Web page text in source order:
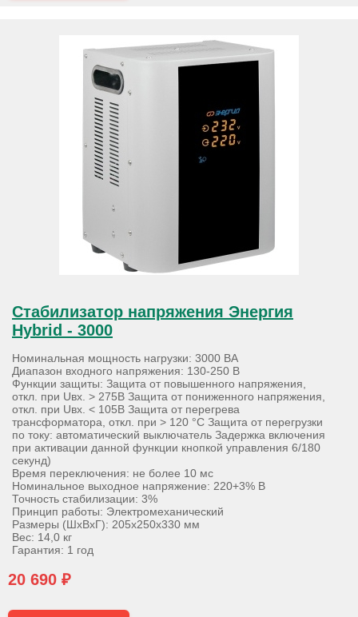
Стабилизатор напряжения Энергия
Hybrid - 3000
Номинальная мощность нагрузки: 3000 ВА
Диапазон входного напряжения: 130-250 В
Функции защиты: Защита от повышенного напряжения,
откл. при Uвх. > 275В Защита от пониженного напряжения,
откл. при Uвх. < 105В Защита от перегрева
трансформатора, откл. при > 120 °С Защита от перегрузки
по току: автоматический выключатель Задержка включения
при активации данной функции кнопкой управления 6/180
секунд)
Время переключения: не более 10 мс
Номинальное выходное напряжение: 220+3% В
Точность стабилизации: 3%
Принцип работы: Электромеханический
Размеры (ШхВхГ): 205х250х330 мм
Вес: 14,0 кг
Гарантия: 1 год
20 690 ₽